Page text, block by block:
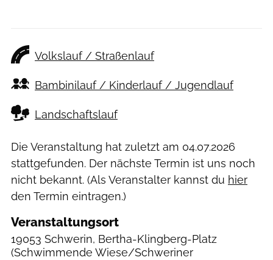
Volkslauf / Straßenlauf
Bambinilauf / Kinderlauf / Jugendlauf
Landschaftslauf
Die Veranstaltung hat zuletzt am 04.07.2026
stattgefunden. Der nächste Termin ist uns noch
nicht bekannt. (Als Veranstalter kannst du hier
den Termin eintragen.)
Veranstaltungsort
19053 Schwerin, Bertha-Klingberg-Platz
(Schwimmende Wiese/Schweriner